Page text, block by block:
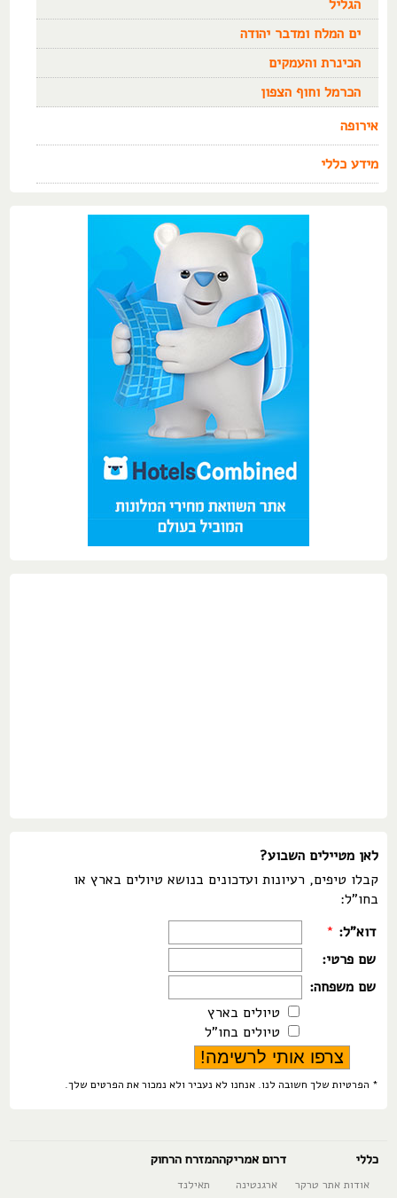
הגליל
ים המלח ומדבר יהודה
הכינרת והעמקים
הכרמל וחוף הצפון
אירופה
מידע כללי
לאן מטיילים השבוע?
קבלו טיפים, רעיונות ועדכונים בנושא טיולים בארץ או
בחו"ל:
דוא"ל: *
שם פרטי:
שם משפחה:
טיולים בארץ
טיולים בחו"ל
* הפרטיות שלך חשובה לנו. אנחנו לא נעביר ולא נמכור את הפרטים שלך.
כללי
אודות אתר טרקר
דרום אמריקה
ארגנטינה
המזרח הרחוק
תאילנד